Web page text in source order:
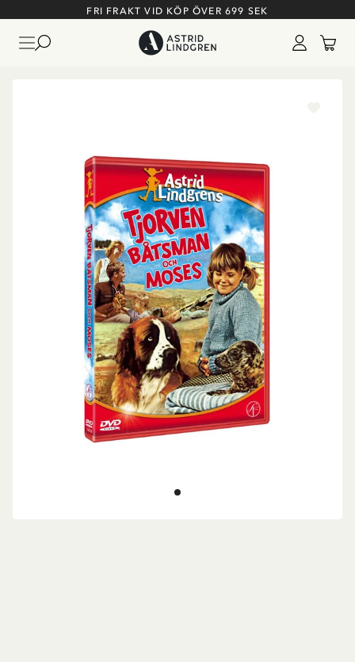
FRI FRAKT VID KÖP ÖVER 699 SEK